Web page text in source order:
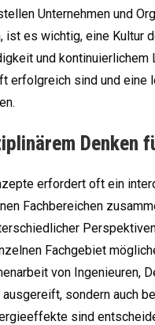
Unternehmen und
ist es wichtig, eine Kultur
und kontinuierlichem
erfolgreich sind und eine
Denken
erfordert oft ein
Fachbereichen
Fachgebiet
von Ingenieuren,
sondern auch
sind